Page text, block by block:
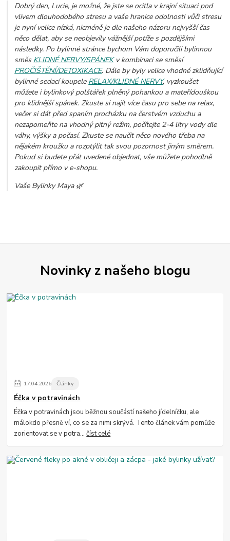
Dobrý den, Lucie, je možné, že jste se ocitla v krajní situaci pod
vlivem dlouhodobého stresu a vaše hranice odolnosti vůči stresu
je nyní velice nízká, nicméně je dle našeho názoru nejvyšší čas
něco dělat, aby se neobjevily vážnější potíže s pozdějšími
následky. Po bylinné stránce bychom Vám doporučili bylinnou
směs KLIDNÉ NERVY/SPÁNEKv kombinaci se směsí
PROČIŠTĚNÍ/DETOXIKACE. Dále by byly velice vhodné zklidňující
bylinné sedací koupele RELAX/KLIDNÉ NERVY, vyzkoušet
můžete i bylinkový polštářek plněný pohankou a mateřídouškou
pro klidnější spánek. Zkuste si najít více času pro sebe na relax,
večer si dát před spaním procházku na čerstvém vzduchu a
nezapomeňte na vhodný pitný režim, počítejte 2-4 litry vody dle
váhy, výšky a počasí. Zkuste se naučit něco nového třeba na
nějakém kroužku a rozptýlit tak svou pozornost jiným směrem.
Pokud si budete přát uvedené objednat, vše můžete pohodlně
zakoupit přímo v e-shopu.
Vaše Bylinky Maya 🌿
Novinky z našeho blogu
17.04.2026 Články
Éčka v potravinách
Éčka v potravinách jsou běžnou součástí našeho jídelníčku, ale
málokdo přesně ví, co se za nimi skrývá. Tento článek vám pomůže
zorientovat se v potra...číst celé